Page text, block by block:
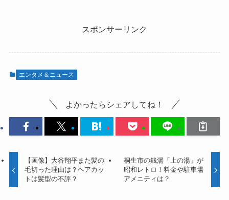
スポンサーリンク
エンタメ＆ニュース
よかったらシェアしてね！
【画像】大谷翔平また髪の
毛切った理由は？ヘアカッ
トは髪型の不評？
桐生市の銭湯「上の湯」が
昭和レトロ！料金や駐車場
アメニティは？